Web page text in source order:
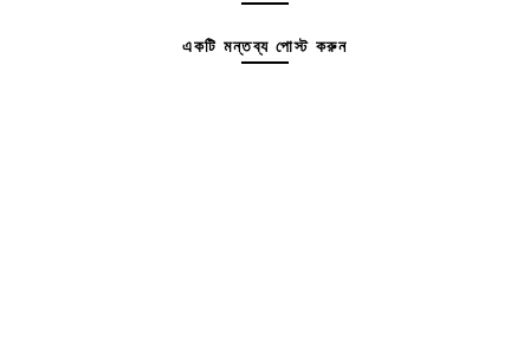
একটি মন্তব্য পোস্ট করুন